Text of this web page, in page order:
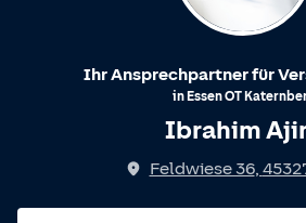
Ihr Ansprechpartner für
in EssenOT
Ibrahim
Feldwiese 36,